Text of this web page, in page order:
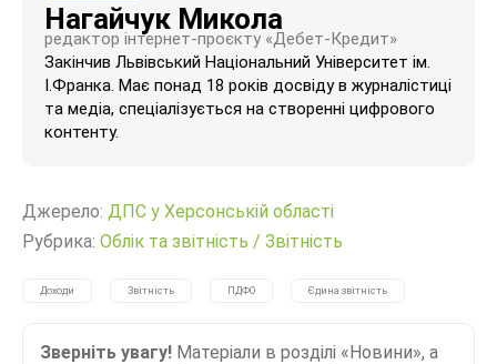
Нагайчук Микола
редактор інтернет-проєкту «Дебет-Кредит»
Закінчив Львівський Національний Університет ім.
І.Франка. Має понад 18 років досвіду в журналістиці
та медіа, спеціалізується на створенні цифрового
контенту.
Джерело: ДПС у Херсонській області
Рубрика: Облік та звітність / Звітність
Доходи Звітність ПДФО Єдина звітність
Зверніть увагу! Матеріали в розділі «Новини», а